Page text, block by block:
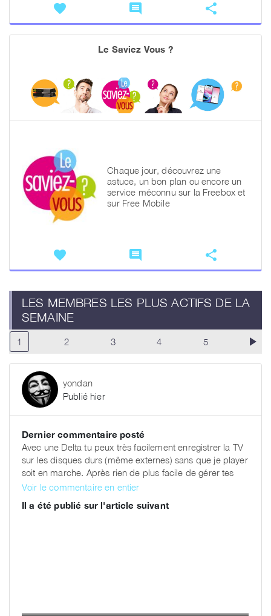
favorite comment share
Le Saviez Vous ?
Chaque jour, découvrez une
astuce, un bon plan ou encore un
service méconnu sur la Freebox et
sur Free Mobile
favorite comment share
LES MEMBRES LES PLUS ACTIFS DE LA
SEMAINE
1 2 3 4 5 play_arrow
yondan
Publié hier
Dernier commentaire posté
Avec une Delta tu peux très facilement enregistrer la TV
sur les disques durs (même externes) sans que je player
soit en marche. Après rien de plus facile de gérer tes
enregistrements avec FreeboxOS ou en partage
ensuite accéder aux enregistrements et les lire ... le
salon, ce sont les VM. Ça, ça doit effectivement être
Voir le commentaire en entier
Il a été publié sur l'article suivant